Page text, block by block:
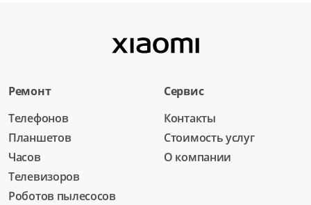
Ремонт
Телефонов
Планшетов
Часов
Телевизоров
Роботов пылесосов
Сервис
Контакты
Стоимость услуг
О компании